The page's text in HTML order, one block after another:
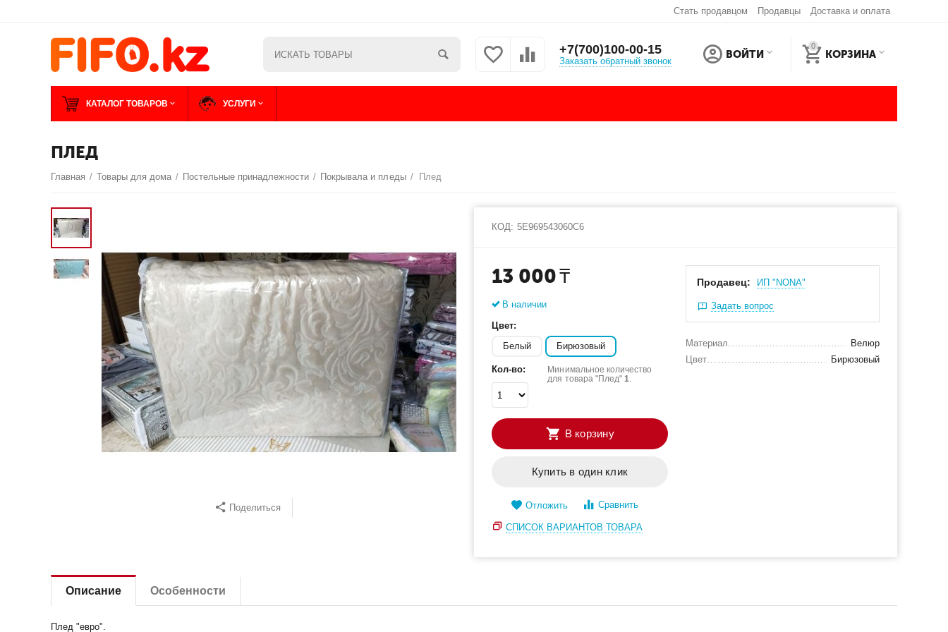
Стать продавцом Продавцы Доставка и оплата
+7(700)100-00-15
Заказать обратный звонок
ВОЙТИ
0
КОРЗИНА
КАТАЛОГ ТОВАРОВ УСЛУГИ
ПЛЕД
Главная / Товары для дома / Постельные принадлежности / Покрывала и пледы / Плед
Поделиться
КОД: 5E969543060C6
13 000 ₸
В наличии
Цвет:
Белый
Бирюзовый
Кол-во:
Минимальное количество
для товара "Плед" 1.
В корзину
Купить в один клик
Отложить Сравнить
Продавец: ИП "NONA"
Задать вопрос
Материал
Велюр
Цвет
Бирюзовый
СПИСОК ВАРИАНТОВ ТОВАРА
Описание Особенности
Плед "евро".